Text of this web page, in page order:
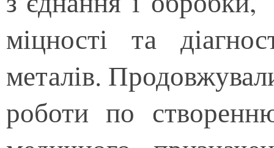
міцності та
металів.
роботи по